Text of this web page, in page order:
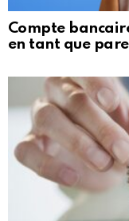
Compte
en tant que